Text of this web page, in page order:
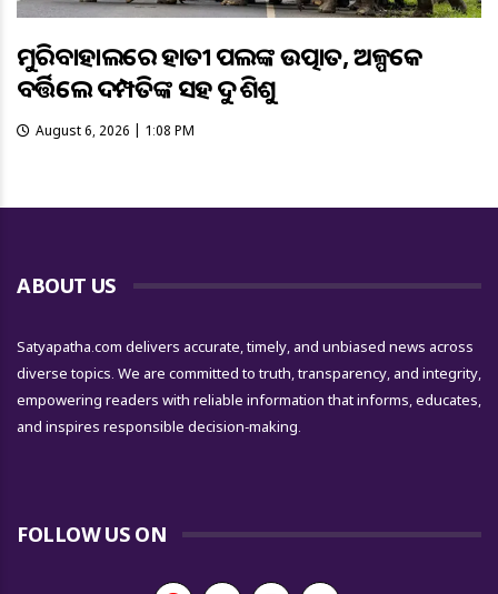
ମୁରିବାହାଲରେ ହାତୀ ପଲଙ୍କ ଉତ୍ପାତ, ଅଳ୍ପକେ
ବର୍ତ୍ତିଲେ ଦମ୍ପତିଙ୍କ ସହ ଦୁଇ ଶିଶୁ
August 6, 2026 | 1:08 PM
ABOUT US
Satyapatha.com delivers accurate, timely, and unbiased news across
diverse topics. We are committed to truth, transparency, and integrity,
empowering readers with reliable information that informs, educates,
and inspires responsible decision-making.
FOLLOW US ON